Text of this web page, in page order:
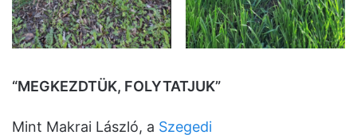
“MEGKEZDTÜK, FOLYTATJUK”
Mint Makrai László, a Szegedi